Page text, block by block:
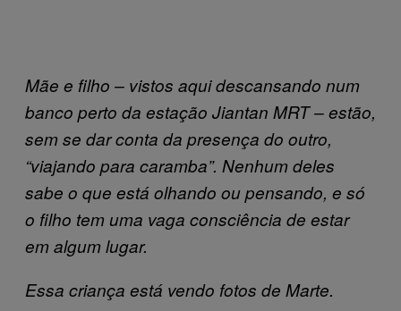
Mãe e filho – vistos aqui descansando num
banco perto da estação Jiantan MRT – estão,
sem se dar conta da presença do outro,
“viajando para caramba”. Nenhum deles
sabe o que está olhando ou pensando, e só
o filho tem uma vaga consciência de estar
em algum lugar.
Essa criança está vendo fotos de Marte.